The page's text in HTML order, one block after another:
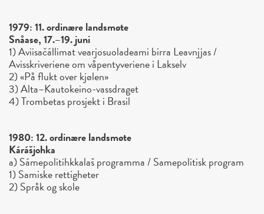
1979: 11. ordinære landsmøte
Snåase, 17.–19. juni
1) Aviisačállimat vearjosuoladeami birra Leavnjjas /
Avisskriveriene om våpentyveriene i Lakselv
2) «På flukt over kjølen»
3) Alta–Kautokeino-vassdraget
4) Trombetas prosjekt i Brasil
1980: 12. ordinære landsmøte
Kárášjohka
a) Sámepolitihkkalaš programma / Samepolitisk program
1) Samiske rettigheter
2) Språk og skole